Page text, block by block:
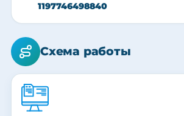
1197746498840
Схема работы